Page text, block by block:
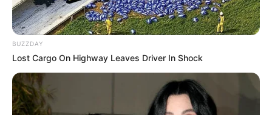
BUZZDAY
Lost Cargo On Highway Leaves Driver In Shock